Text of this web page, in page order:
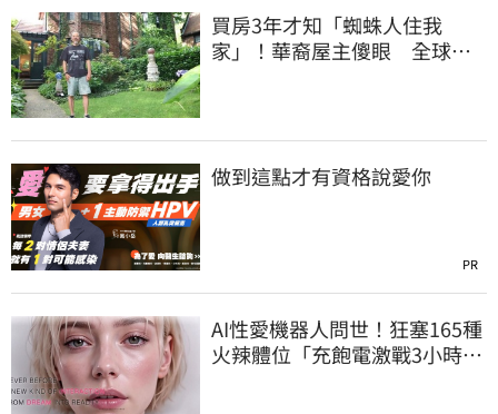
買房3年才知「蜘蛛人住我
家」！華裔屋主傻眼 全球童
做到這點才有資格說愛你
PR
AI性愛機器人問世！狂塞165種
火辣體位「充飽電激戰3小時」